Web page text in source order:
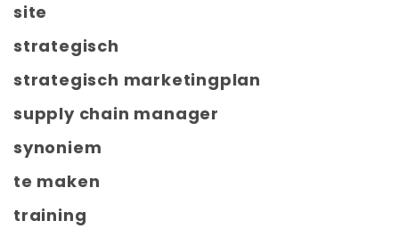
site
strategisch
strategisch marketingplan
supply chain manager
synoniem
te maken
training